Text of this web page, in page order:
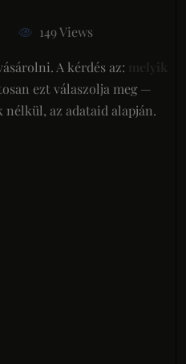
149 Views
A kérdés az:
melyik
ezt válaszolja meg —
nélkül, az adataid alapján.